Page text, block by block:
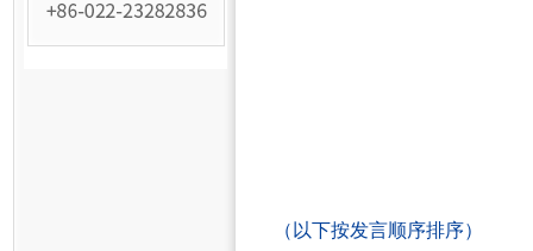
（以下按发言顺序排序）